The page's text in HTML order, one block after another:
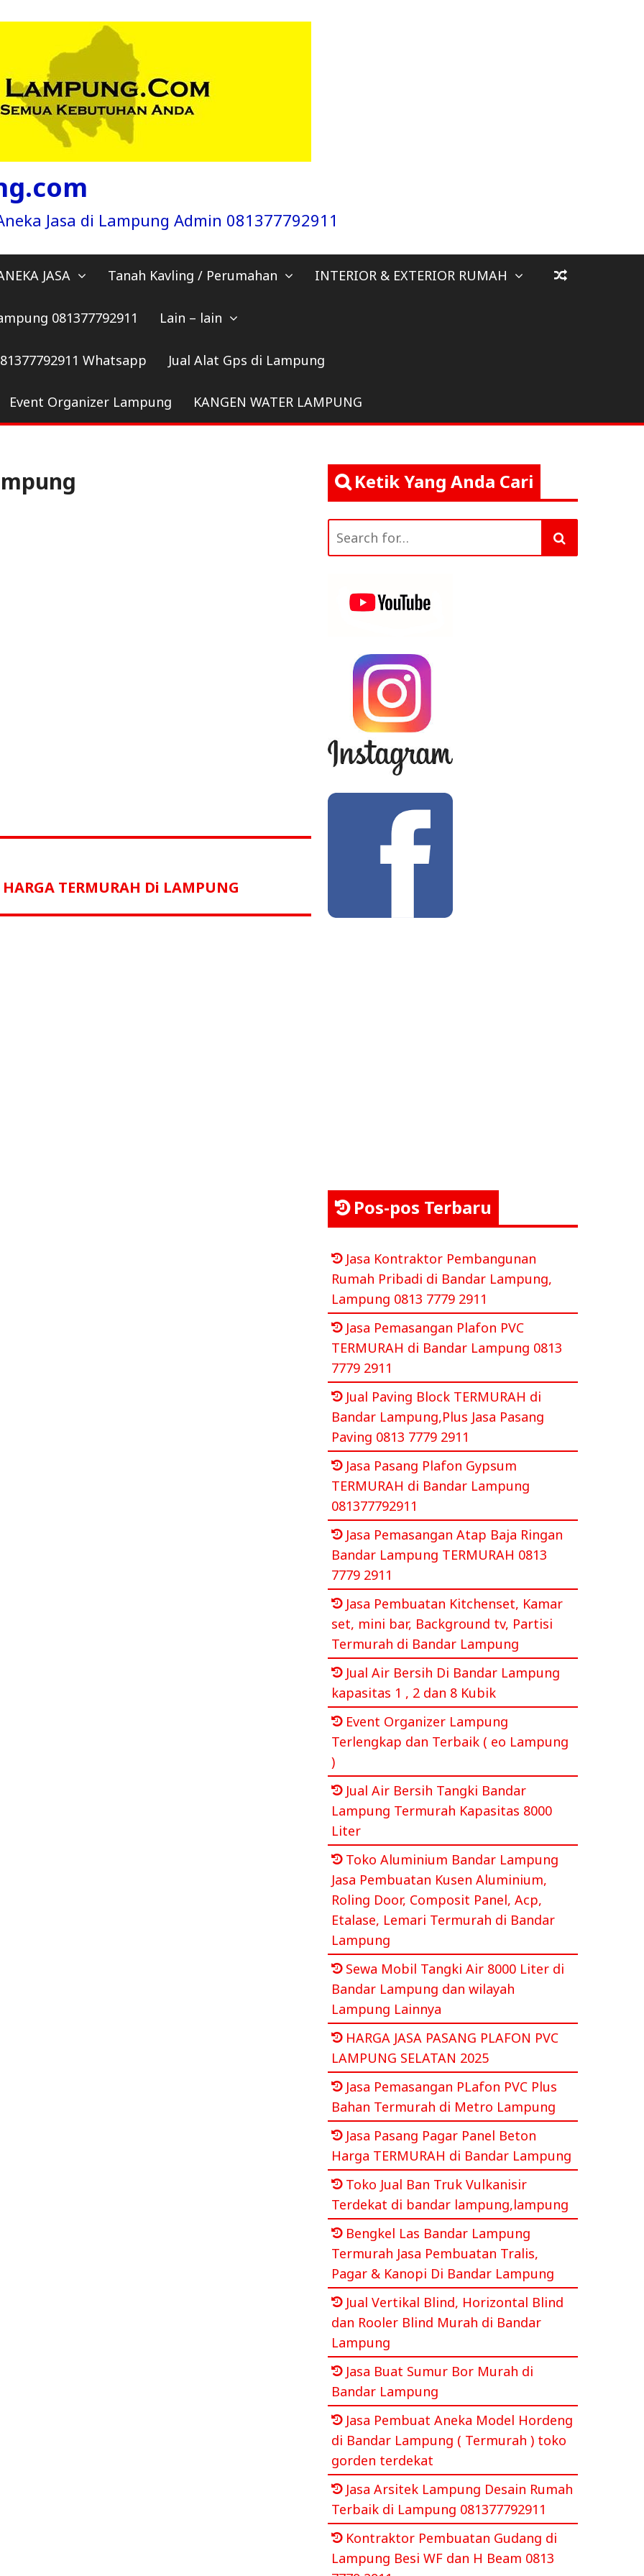
Jasa di Lampung Admin 081377792911
JASA Tanah Kavling / Perumahan INTERIOR & EXTERIOR RUMAH
081377792911 Lain – lain
Whatsapp Jual Alat Gps di Lampung
Event Organizer Lampung KANGEN WATER LAMPUNG
TERMURAH Di LAMPUNG
Ketik Yang Anda Cari
for:
Pos-pos Terbaru
Jasa Kontraktor Pembangunan
Rumah Pribadi di Bandar Lampung,
Lampung 0813 7779 2911
Jasa Pemasangan Plafon PVC
TERMURAH di Bandar Lampung 0813
7779 2911
Jual Paving Block TERMURAH di
Bandar Lampung,Plus Jasa Pasang
Paving 0813 7779 2911
Jasa Pasang Plafon Gypsum
TERMURAH di Bandar Lampung
081377792911
Jasa Pemasangan Atap Baja Ringan
Bandar Lampung TERMURAH 0813
7779 2911
Jasa Pembuatan Kitchenset, Kamar
set, mini bar, Background tv, Partisi
Termurah di Bandar Lampung
Jual Air Bersih Di Bandar Lampung
kapasitas 1 , 2 dan 8 Kubik
Event Organizer Lampung
Terlengkap dan Terbaik ( eo Lampung
)
Jual Air Bersih Tangki Bandar
Lampung Termurah Kapasitas 8000
Liter
Toko Aluminium Bandar Lampung
Jasa Pembuatan Kusen Aluminium,
Roling Door, Composit Panel, Acp,
Etalase, Lemari Termurah di Bandar
Lampung
Sewa Mobil Tangki Air 8000 Liter di
Bandar Lampung dan wilayah
Lampung Lainnya
HARGA JASA PASANG PLAFON PVC
LAMPUNG SELATAN 2025
Jasa Pemasangan PLafon PVC Plus
Bahan Termurah di Metro Lampung
Jasa Pasang Pagar Panel Beton
Harga TERMURAH di Bandar Lampung
Toko Jual Ban Truk Vulkanisir
Terdekat di bandar lampung,lampung
Bengkel Las Bandar Lampung
Termurah Jasa Pembuatan Tralis,
Pagar & Kanopi Di Bandar Lampung
Jual Vertikal Blind, Horizontal Blind
dan Rooler Blind Murah di Bandar
Lampung
Jasa Buat Sumur Bor Murah di
Bandar Lampung
Jasa Pembuat Aneka Model Hordeng
di Bandar Lampung ( Termurah ) toko
gorden terdekat
Jasa Arsitek Lampung Desain Rumah
Terbaik di Lampung 081377792911
Kontraktor Pembuatan Gudang di
Lampung Besi WF dan H Beam 0813